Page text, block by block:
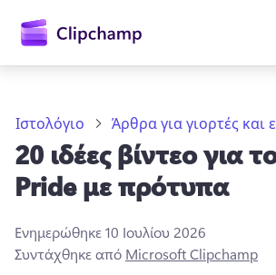
περιεχόμενο
Ιστολόγιο Άρθρα για γιορτές και
20 ιδέες βίντεο για
Pride με πρότυπα
Ενημερώθηκε10 Ιουλίου 2026
Συντάχθηκε από Microsoft Clipchamp